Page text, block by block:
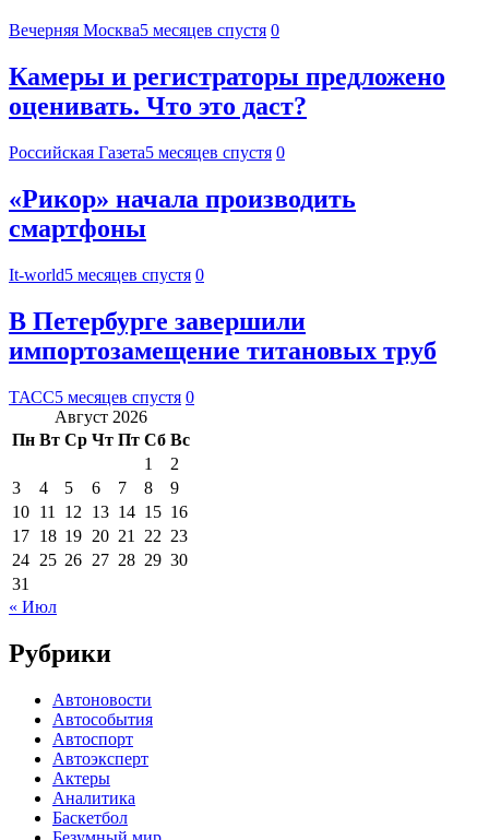
Вечерняя Москва5 месяцев спустя 0
Камеры и регистраторы предложено
оценивать. Что это даст?
Российская Газета5 месяцев спустя 0
«Рикор» начала производить
смартфоны
It-world5 месяцев спустя 0
В Петербурге завершили
импортозамещение титановых труб
ТАСС5 месяцев спустя 0
Август 2026
Пн Вт Ср Чт Пт Сб Вс
1
2
3
4 5 6 7 8
9
10 11 12 13 14 15 16
17 18 19 20 21 22 23
24 25 26 27 28 29 30
31
« Июл
Рубрики
Автоновости
Автособытия
Автоспорт
Автоэксперт
Актеры
Аналитика
Баскетбол